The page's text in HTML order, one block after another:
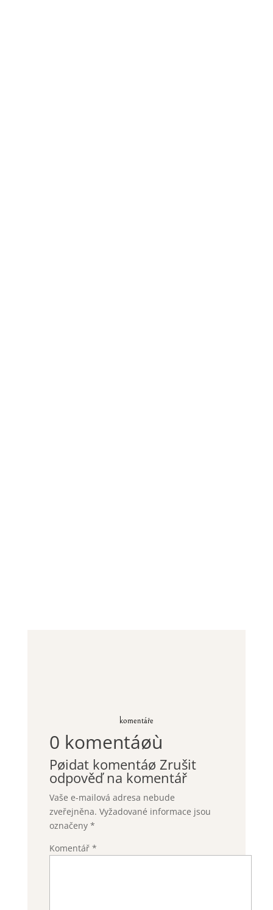
komentáře
0 komentáøù
Pøidat komentáø Zrušit
odpověď na komentář
Vaše e-mailová adresa nebude
zveřejněna. Vyžadované informace jsou
označeny *
Komentář *